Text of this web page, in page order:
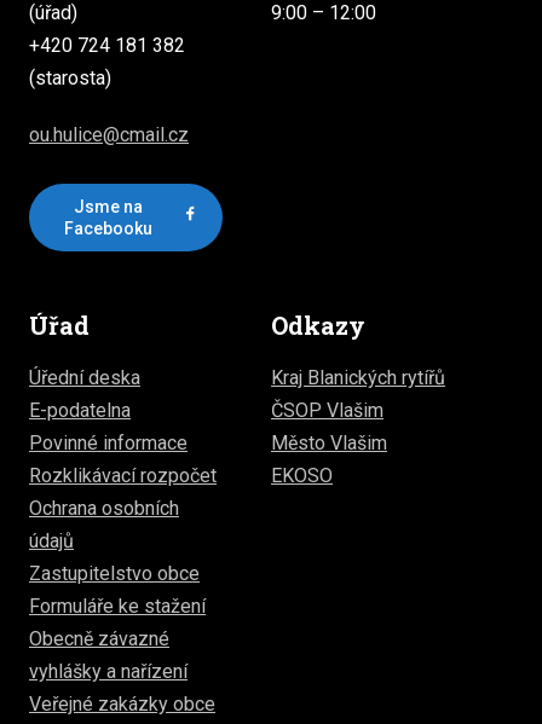
(úřad)
+420 724 181 382
(starosta)
ou.hulice@cmail.cz
Jsme na
Facebooku
9:00 – 12:00
Úřad
Úřední deska
E-podatelna
Povinné informace
Rozklikávací rozpočet
Ochrana osobních
údajů
Zastupitelstvo obce
Formuláře ke stažení
Obecně závazné
vyhlášky a nařízení
Veřejné zakázky obce
Odkazy
Kraj Blanických rytířů
ČSOP Vlašim
Město Vlašim
EKOSO